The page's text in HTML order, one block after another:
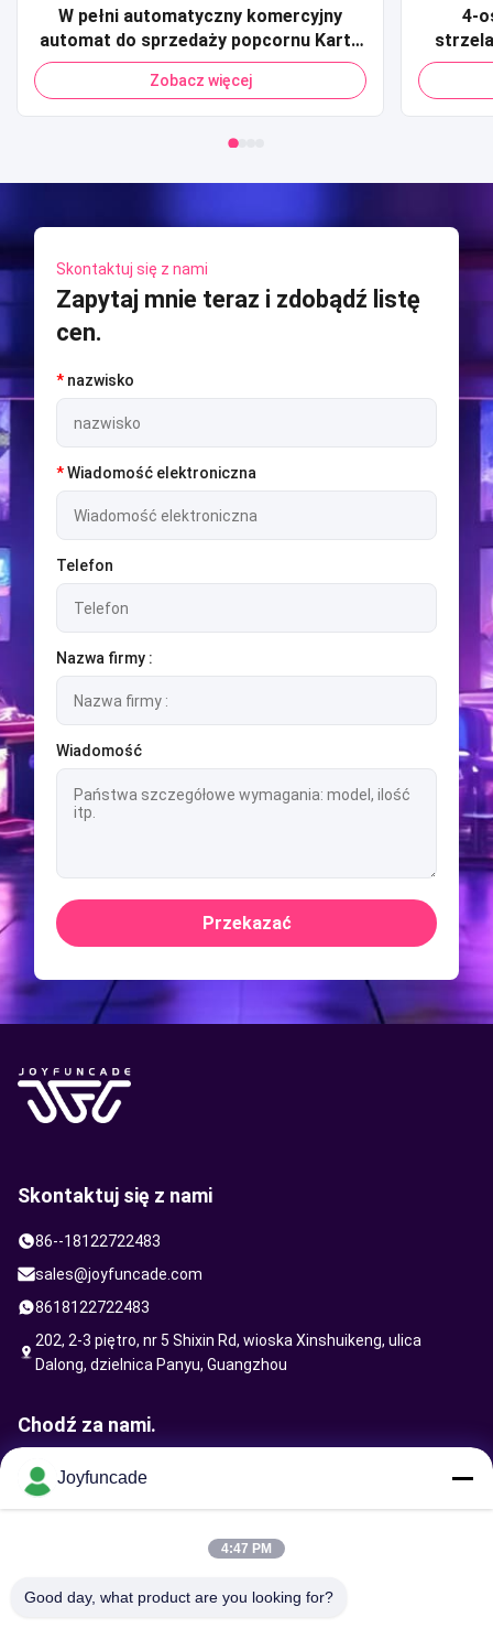
W pełni automatyczny komercyjny
automat do sprzedaży popcornu Karta
kredytowa Płatność kodem QR
Automat do sprzedaży popcornu dla
centrum handlowego
Zobacz więcej
4-
monetą
Skontaktuj się z nami
Zapytaj mnie teraz i zdobądź listę
cen.
* nazwisko
*Wiadomość elektroniczna
Telefon
Nazwa firmy :
Wiadomość
Przekazać
Skontaktuj się z nami
86--18122722483
sales@joyfuncade.com
8618122722483
202, 2-3 piętro, nr 5 Shixin Rd, wioska Xinshuikeng, ulica
Dalong, dzielnica Panyu, Guangzhou
Chodź za nami.
Joyfuncade
4:47 PM
Good day, what product are you looking for?